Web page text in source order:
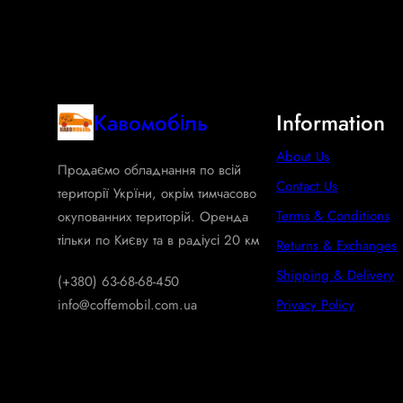
Кавомобіль
Продаємо обладнання по всій
території Укрїни, окрім тимчасово
окупованних територій. Оренда
тільки по Києву та в радіусі 20 км
(+380) 63-68-68-450
info@coffemobil.com.ua
Information
About Us
Contact Us
Terms & Conditions
Returns & Exchanges
Shipping & Delivery
Privacy Policy